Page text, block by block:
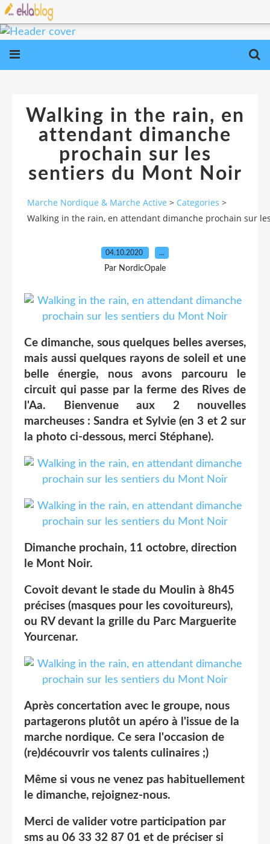
Walking in the rain, en
attendant dimanche
prochain sur les
sentiers du Mont Noir
Marche Nordique & Marche Active > Categories >
Walking in the rain, en attendant dimanche prochain sur
04.10.2020 …
Par NordicOpale
Ce dimanche, sous quelques belles averses,
mais aussi quelques rayons de soleil et une
belle énergie, nous avons parcouru le
circuit qui passe par la ferme des Rives de
l'Aa. Bienvenue aux 2 nouvelles
marcheuses : Sandra et Sylvie (en 3 et 2 sur
la photo ci-dessous, merci Stéphane).
Dimanche prochain, 11 octobre, direction
le Mont Noir.
Covoit devant le stade du Moulin à 8h45
précises (masques pour les covoitureurs),
ou RV devant la grille du Parc Marguerite
Yourcenar.
Après concertation avec le groupe, nous
partagerons plutôt un apéro à l'issue de la
marche nordique. Ce sera l'occasion de
(re)découvrir vos talents culinaires ;)
Même si vous ne venez pas habituellement
le dimanche, rejoignez-nous.
Merci de valider votre participation par
sms au 06 33 32 87 01 et de préciser si